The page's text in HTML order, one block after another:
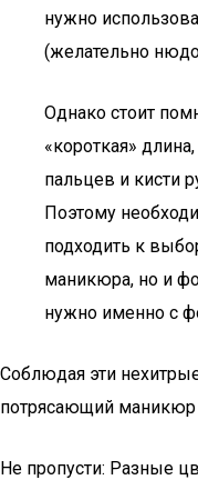
нужно
(желательно
Однако стоит
«короткая»
пальцев и кисти
Поэтому
подходить к
маникюра, но и
нужно именно с
Соблюдая эти
потрясающий маникюр
Не пропусти: Разные